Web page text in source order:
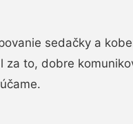
sedačky a
za to, dobre